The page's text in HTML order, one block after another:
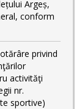
Argeș,
conform
privind
activităţi
nr.
sportive)